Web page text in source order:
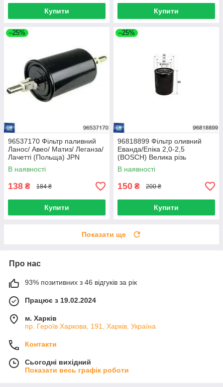
Купити Купити
–25%
96537170 Фільтр паливний
Ланос/ Авео/ Матиз/ Леганза/
Лачетті (Польща) JPN
В наявності
138 ₴ 184 ₴
Купити
–25%
96818899 Фільтр оливний
Еванда/Епіка 2,0-2,5
(BOSCH) Велика різь
25184029/1011
В наявності
150 ₴ 200 ₴
Купити
Показати ще
Про нас
93% позитивних з 46 відгуків за рік
Працює з 19.02.2024
м. Харків
пр. Героїв Харкова, 191, Харків, Україна
Контакти
Сьогодні вихідний
Показати весь графік роботи